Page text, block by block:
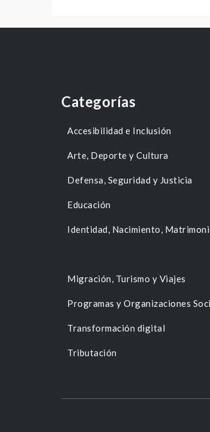
Categorías
Accesibilidad e Inclusión
Arte, Deporte y Cultura
Defensa, Seguridad y Justicia
Educación
Identidad, Nacimiento,
Migración, Turismo y Viajes
Programas y Organizaciones
Transformación digital
Tributación